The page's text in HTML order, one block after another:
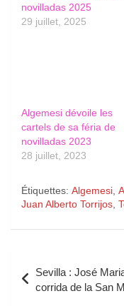
novilladas 2025
29 juillet, 2025
Algemesi dévoile les
cartels de sa féria de
novilladas 2023
28 juillet, 2023
Étiquettes: Algemesi,
Juan Alberto Torrijos,
de
Sevilla : José
corrida de la San